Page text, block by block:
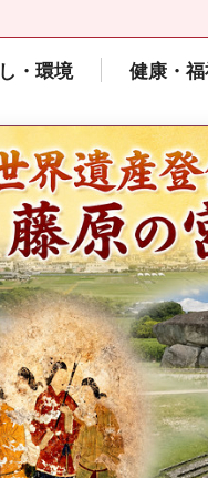
・環境 健康・福